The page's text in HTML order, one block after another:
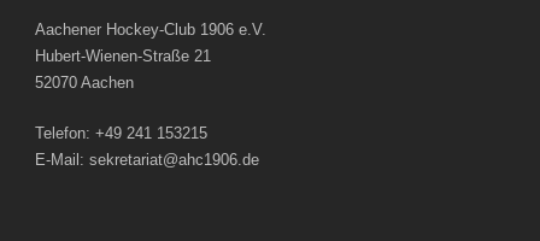
Aachener Hockey-Club 1906 e.V.
Hubert-Wienen-Straße 21
52070 Aachen
Telefon: +49 241 153215
E-Mail: sekretariat@ahc1906.de